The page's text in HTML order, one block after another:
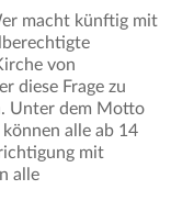
macht künftig mit
von
diese Frage zu
Unter dem Motto
können alle ab 14
mit
alle